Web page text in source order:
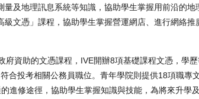
及地理訊息系統等知識，協助學生掌握用前沿的地
文憑」課程，協助學生掌握營運網店、進行網絡
資助的文憑課程，IVE開辦8項基礎課程文憑，學
合投考相關公務員職位。青年學院則提供18項職專
進修途徑，協助學生掌握知識與技能，為將來升學